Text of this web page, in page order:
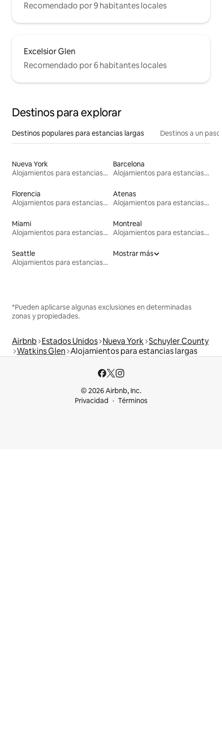
Recomendado por 9 habitantes locales
Excelsior Glen
Recomendado por 6 habitantes locales
Destinos para explorar
Destinos populares para estancias largas Destinos a un
Nueva York
Alojamientos para estancias largas
Barcelona
Alojamientos para estancias largas
Florencia
Alojamientos para estancias largas
Atenas
Alojamientos para estancias largas
Miami
Alojamientos para estancias largas
Montreal
Alojamientos para estancias largas
Seattle
Alojamientos para estancias largas
Mostrar más
*Pueden aplicarse algunas exclusiones en determinadas
zonas y propiedades.
Airbnb Estados Unidos Nueva York Schuyler County
Watkins Glen Alojamientos para estancias largas
© 2026 Airbnb, Inc.
Privacidad
Términos